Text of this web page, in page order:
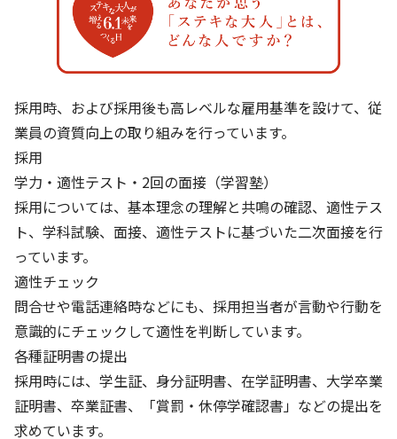
社長挨拶
会社概要／組織図
沿革
社歌
本社所在地
京進グループが目指す姿
子会社および関係会社
フランチャイズ事業
ソーシャルメディア公式アカウント
学習塾について
育児・暮らし
京進グループの事業所
お客さま満足度向上の取り組み
労働環境向上の取り組み
人材育成の取り組み
CSRレポート
社会貢献活動
ミャンマーへの支援活動
オリジナルバッグプロジェクト
清華・京進発展フォーラム
立木奨学金
価値創造の取り組み
DX（デジタル変革）
株主・投資家向け情報
株主・投資家の皆さまへ
ビジョン／経営方針
連結業績・財務
IRライブラリー
IRカレンダー
よくあるご質問
免責事項
IRお問合せ
採用情報
京進リクルートInstagram
新卒採用情報
新卒採用デジタルパンフレット
中途採用
講師（アルバイト）募集
保育事業 採用
日本語教育事業 採用
介護事業 採用
利用規約
個人情報保護方針
特別警報発令時の授業について
Copyright © KYOSHIN Co., Ltd. All rights reserved.
採用時、および採用後も高レベルな雇用基準を設けて、従
業員の資質向上の取り組みを行っています。
採用
学力・適性テスト・2回の面接（学習塾）
採用については、基本理念の理解と共鳴の確認、適性テス
ト、学科試験、面接、適性テストに基づいた二次面接を行
っています。
適性チェック
問合せや電話連絡時などにも、採用担当者が言動や行動を
意識的にチェックして適性を判断しています。
各種証明書の提出
採用時には、学生証、身分証明書、在学証明書、大学卒業
証明書、卒業証書、「賞罰・休停学確認書」などの提出を
求めています。